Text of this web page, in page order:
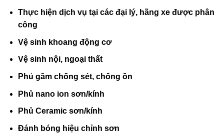
Thực hiện dịch vụ tại các đại lý, hãng xe được phân
công
Vệ sinh khoang động cơ
Vệ sinh nội, ngoại thất
Phủ gầm chống sét, chống ồn
Phủ nano ion sơn/kính
Phủ Ceramic sơn/kính
Đánh bóng hiệu chỉnh sơn